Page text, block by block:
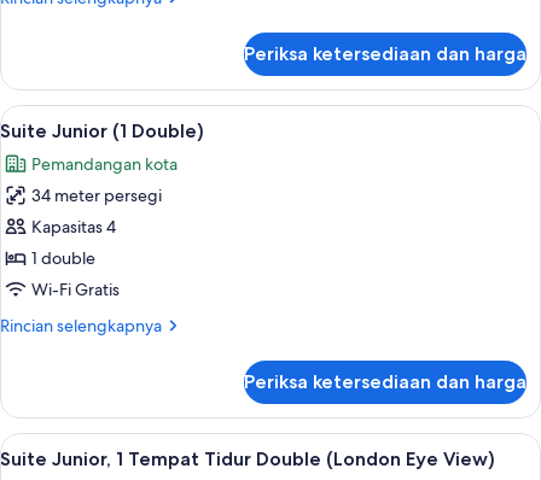
Penthouse,
kamar
Periksa ketersediaan dan harga
Lihat
semua
foto
untuk
Suite
Junior
(1
Seprai katun Mesir, seprai premium,
5
Suite Junior (1 Double)
Pemandangan kota
34 meter persegi
Kapasitas 4
1 double
Wi-Fi Gratis
Rincian selengkapnya
Rincian
Suite
Junior
(1
Periksa ketersediaan dan harga
Lihat
semua
Suite Junior, 1 Tempat Tidur Double
7
Suite Junior, 1 Tempat Tidur Double (London Eye View)